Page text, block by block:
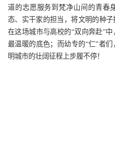
道的志愿服务到梵净山间的青春
态、实干家的担当，将文明的种子
在这场城市与高校的“双向奔赴”
最温暖的底色；而幼专的“仁”者
明城市的壮阔征程上步履不停！